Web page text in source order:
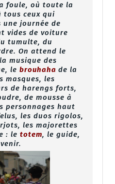
foule, où toute la
tous ceux qui
journée de
vides de voiture
tumulte, du
On attend le
musique des
le brouhaha de la
masques, les
de harengs forts,
de mousse à
personnages haut
les duos rigolos,
les majorettes
: le totem, le guide,